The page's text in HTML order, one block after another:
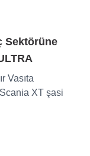
Sektörüne
Vasıta
XT şasi